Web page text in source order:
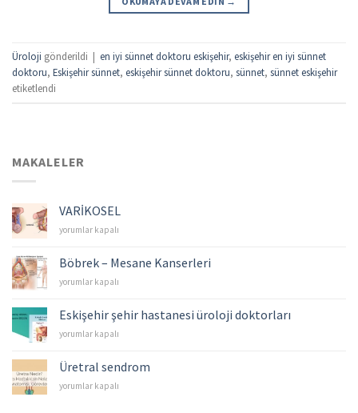
Üroloji gönderildi | en iyi sünnet doktoru eskişehir, eskişehir en iyi sünnet
doktoru, Eskişehir sünnet, eskişehir sünnet doktoru, sünnet, sünnet eskişehir
etiketlendi
MAKALELER
VARİKOSEL
VARİKOSEL
yorumlar kapalı
Böbrek – Mesane Kanserleri
Böbrek
Mesane
Kanserleri
için
yorumlar kapalı
Eskişehir şehir hastanesi üroloji doktorları
Eskişehir
hastanesi
üroloji
doktorları
yorumlar kapalı
Üretral sendrom
Üretral
yorumlar kapalı